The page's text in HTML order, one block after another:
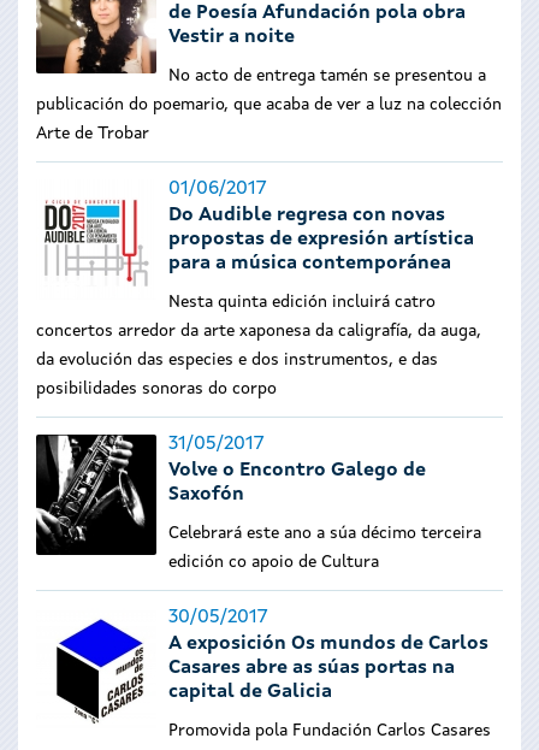
de Poesía Afundación pola obra
Vestir a noite
No acto de entrega tamén se presentou a
publicación do poemario, que acaba de ver a luz na colección
Arte de Trobar
01/06/2017
Do Audible regresa con novas
propostas de expresión artística
para a música contemporánea
Nesta quinta edición incluirá catro
concertos arredor da arte xaponesa da caligrafía, da auga,
da evolución das especies e dos instrumentos, e das
posibilidades sonoras do corpo
31/05/2017
Volve o Encontro Galego de
Saxofón
Celebrará este ano a súa décimo terceira
edición co apoio de Cultura
30/05/2017
A exposición Os mundos de Carlos
Casares abre as súas portas na
capital de Galicia
Promovida pola Fundación Carlos Casares